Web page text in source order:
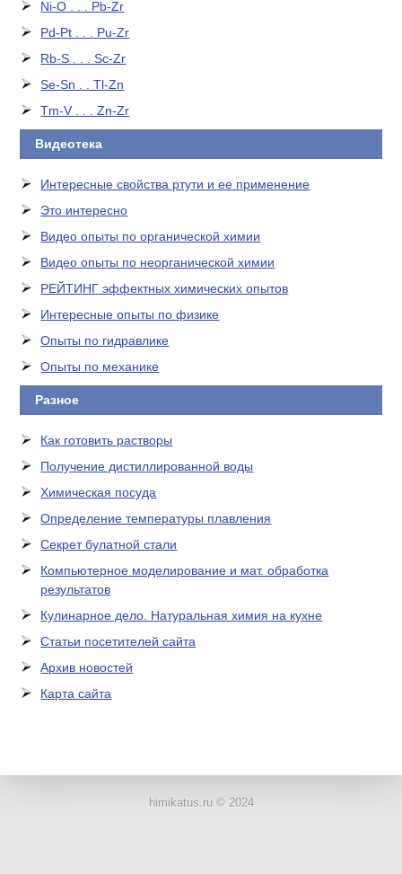
Ni-O . . . Pb-Zr
Pd-Pt . . . Pu-Zr
Rb-S . . . Sc-Zr
Se-Sn . . Tl-Zn
Tm-V . . . Zn-Zr
Видеотека
Интересные свойства ртути и ее применение
Это интересно
Видео опыты по органической химии
Видео опыты по неорганической химии
РЕЙТИНГ эффектных химических опытов
Интересные опыты по физике
Опыты по гидравлике
Опыты по механике
Разное
Как готовить растворы
Получение дистиллированной воды
Химическая посуда
Определение температуры плавления
Секрет булатной стали
Компьютерное моделирование и мат. обработка
результатов
Кулинарное дело. Натуральная химия на кухне
Статьи посетителей сайта
Архив новостей
Карта сайта
himikatus.ru © 2024